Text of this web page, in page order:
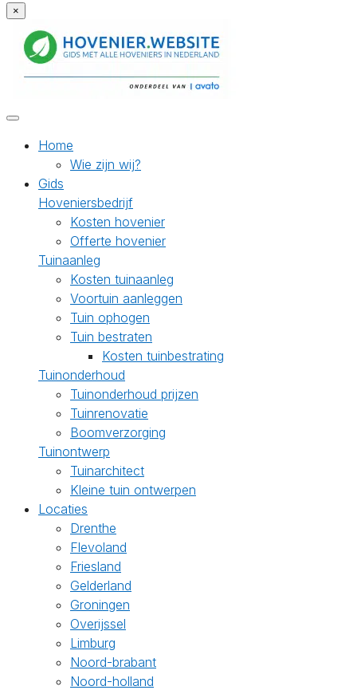
×
Home
Wie zijn wij?
Gids
Hoveniersbedrijf
Kosten hovenier
Offerte hovenier
Tuinaanleg
Kosten tuinaanleg
Voortuin aanleggen
Tuin ophogen
Tuin bestraten
Kosten tuinbestrating
Tuinonderhoud
Tuinonderhoud prijzen
Tuinrenovatie
Boomverzorging
Tuinontwerp
Tuinarchitect
Kleine tuin ontwerpen
Locaties
Drenthe
Flevoland
Friesland
Gelderland
Groningen
Overijssel
Limburg
Noord-brabant
Noord-holland